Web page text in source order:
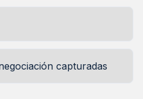
capturadas